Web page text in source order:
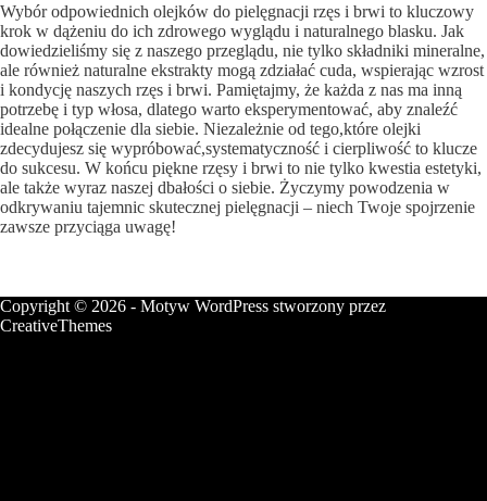
Wybór odpowiednich olejków do pielęgnacji rzęs i brwi to kluczowy
krok w dążeniu do⁤ ich zdrowego wyglądu i naturalnego blasku. Jak
dowiedzieliśmy się z naszego przeglądu, nie tylko składniki mineralne,⁤
ale również naturalne ekstrakty mogą‍ zdziałać cuda, wspierając wzrost
i kondycję naszych rzęs i brwi. Pamiętajmy, że każda z nas ma inną
potrzebę i typ włosa,⁤ dlatego‍ warto eksperymentować, aby znaleźć
idealne połączenie dla siebie. Niezależnie‍ od tego,które olejki
zdecydujesz się wypróbować,systematyczność i cierpliwość ‍to klucze‍
do sukcesu. W ‌końcu piękne rzęsy i brwi to nie‌ tylko kwestia estetyki,
ale także‍ wyraz naszej dbałości o siebie. Życzymy powodzenia w
odkrywaniu tajemnic skutecznej pielęgnacji –‌ niech Twoje spojrzenie​
zawsze przyciąga uwagę!
Copyright © 2026 - Motyw WordPress stworzony przez
CreativeThemes